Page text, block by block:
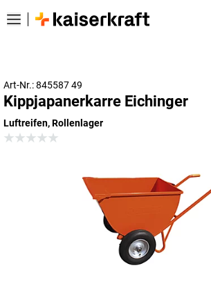
Art-Nr.: 845587 49
Kippjapanerkarre Eichinger
Luftreifen, Rollenlager